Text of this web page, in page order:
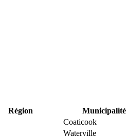
Région Municipalité
Coaticook
Waterville